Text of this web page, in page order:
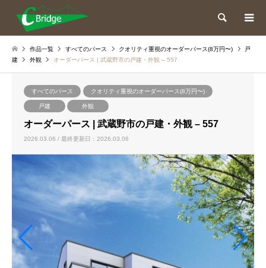
検索
作品一覧 すべてのパース クオリティ重視のオーダーパース(8万円〜)
戸
建
外観 オーダーパース | 武蔵野市の戸建・外観 – 557
すべてのパース クオリティ重視のオーダーパース(8万円〜)
戸建 外観
オーダーパース | 武蔵野市の戸建・外観 – 557
2026.03.06 / 最終更新日：2026.03.06